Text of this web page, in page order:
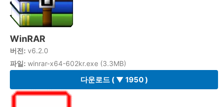
WinRAR
버전: v6.2.0
파일: winrar-x64-602kr.exe (3.3MB)
다운로드( ▼ 1950 )